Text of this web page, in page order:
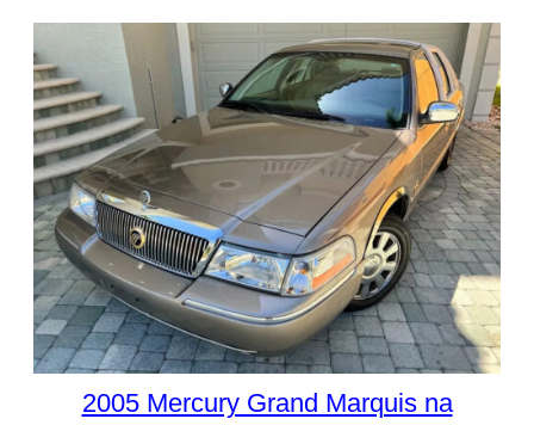
2005 Mercury Grand Marquis na